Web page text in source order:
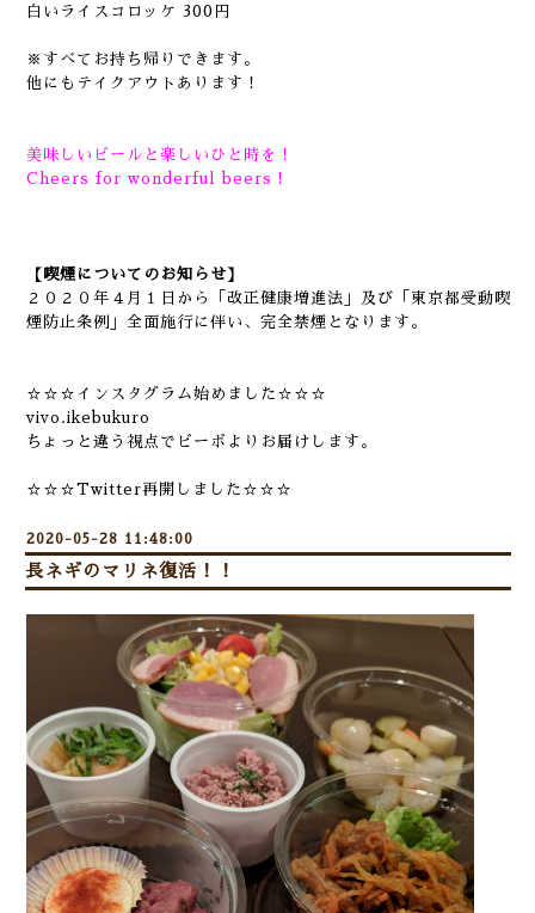
白いライスコロッケ 300円
※すべてお持ち帰りできます。
他にもテイクアウトあります！
美味しいビールと楽しいひと時を！
Cheers for wonderful beers！
【喫煙についてのお知らせ】
２０２０年４月１日から「改正健康増進法」及び「東京都受動喫
煙防止条例」全面施行に伴い、完全禁煙となります。
☆☆☆インスタグラム始めました☆☆☆
vivo.ikebukuro
ちょっと違う視点でビーボよりお届けします。
☆☆☆Twitter再開しました☆☆☆
2020-05-28 11:48:00
長ネギのマリネ復活！！